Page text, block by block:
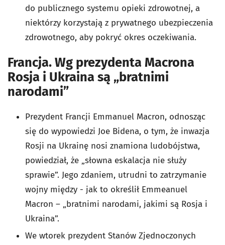
do publicznego systemu opieki zdrowotnej, a
niektórzy korzystają z prywatnego ubezpieczenia
zdrowotnego, aby pokryć okres oczekiwania.
Francja. Wg prezydenta Macrona
Rosja i Ukraina są „bratnimi
narodami”
Prezydent Francji Emmanuel Macron, odnosząc
się do wypowiedzi Joe Bidena, o tym, że inwazja
Rosji na Ukrainę nosi znamiona ludobójstwa,
powiedział, że „słowna eskalacja nie służy
sprawie”. Jego zdaniem, utrudni to zatrzymanie
wojny między - jak to określił Emmeanuel
Macron – „bratnimi narodami, jakimi są Rosja i
Ukraina”.
We wtorek prezydent Stanów Zjednoczonych